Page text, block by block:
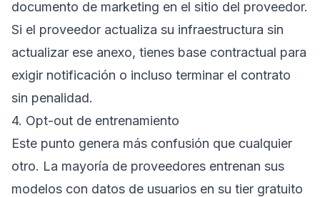
documento de marketing en el sitio del proveedor.
Si el proveedor actualiza su infraestructura sin
actualizar ese anexo, tienes base contractual para
exigir notificación o incluso terminar el contrato
sin penalidad.
4. Opt-out de entrenamiento
Este punto genera más confusión que cualquier
otro. La mayoría de proveedores entrenan sus
modelos con datos de usuarios en su tier gratuito